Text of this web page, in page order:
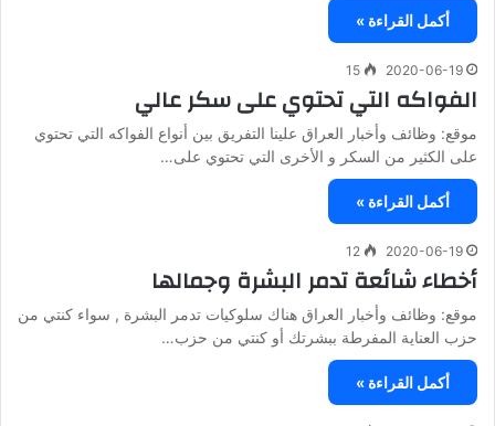
أكمل القراءة »
2020-06-19
15
الفواكه التي تحتوي على سكر عالي
موقع: وظائف وأخبار العراق علينا التفريق بين أنواع الفواكه التي تحتوي
على الكثير من السكر و الأخرى التي تحتوي على…
أكمل القراءة »
2020-06-19
12
أخطاء شائعة تدمر البشرة وجمالها
موقع: وظائف وأخبار العراق هناك سلوكيات تدمر البشرة , سواء كنتي من
حزب العناية المفرطة ببشرتك أو كنتي من حزب…
أكمل القراءة »